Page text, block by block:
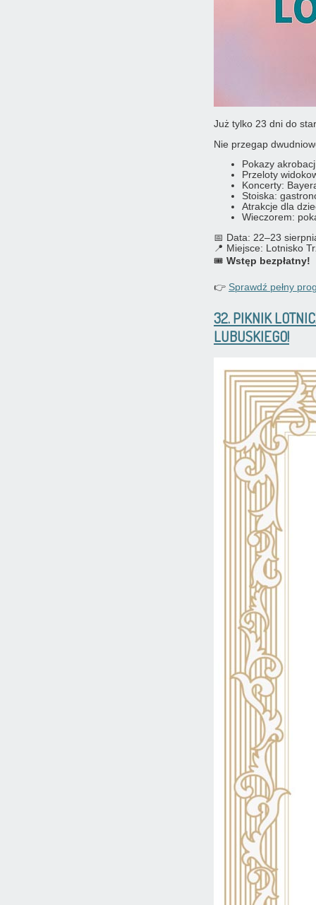
Już tylko 23 dni do
Nie przegap
Pokazy
Przeloty
Koncerty:
Stoiska:
Atrakcje dla
Wieczorem:
📅 Data: 22–23
📍 Miejsce: Lotnisko
🎟️ Wstęp bezpłatny!
👉 Sprawdź pełny
32. PIKNIK
LUBUSKIEGO!